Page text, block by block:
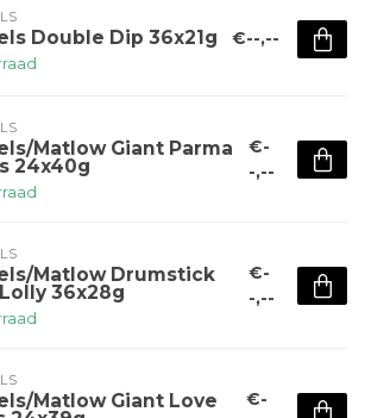
Double Dip 36x21g €--,--
Matlow Giant Parma
24x40g
€-
-,--
Matlow Drumstick
36x28g
€-
-,--
Matlow Giant Love
€-